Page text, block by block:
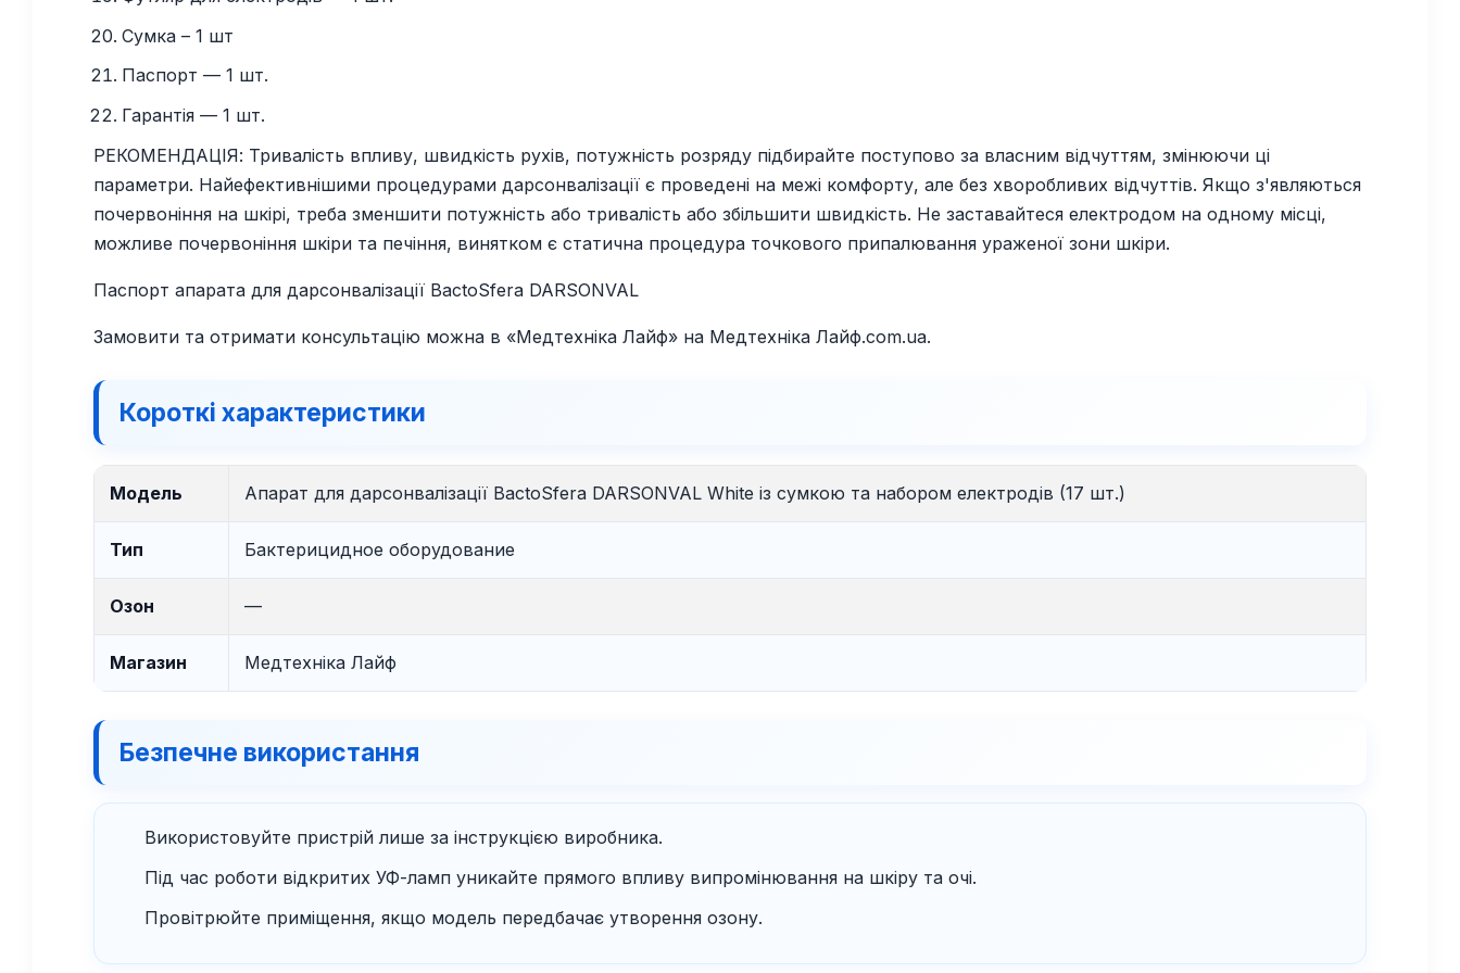
Сумка – 1 шт
Паспорт — 1 шт.
Гарантія — 1 шт.
РЕКОМЕНДАЦІЯ: Тривалість впливу, швидкість рухів, потужність розряду підбирайте поступово за власним відчуттям, змінюючи ці
параметри. Найефективнішими процедурами дарсонвалізації є проведені на межі комфорту, але без хворобливих відчуттів. Якщо з'являються
почервоніння на шкірі, треба зменшити потужність або тривалість або збільшити швидкість. Не заставайтеся електродом на одному місці,
можливе почервоніння шкіри та печіння, винятком є статична процедура точкового припалювання ураженої зони шкіри.
Паспорт апарата для дарсонвалізації BactoSfera DARSONVAL
Замовити та отримати консультацію можна в «Медтехніка Лайф» на Медтехніка Лайф.com.ua.
Короткі характеристики
Модель Апарат для дарсонвалізації BactoSfera DARSONVAL White із сумкою та набором електродів (17 шт.)
Тип Бактерицидное оборудование
Озон —
Магазин Медтехніка Лайф
Безпечне використання
Використовуйте пристрій лише за інструкцією виробника.
Під час роботи відкритих УФ-ламп уникайте прямого впливу випромінювання на шкіру та очі.
Провітрюйте приміщення, якщо модель передбачає утворення озону.